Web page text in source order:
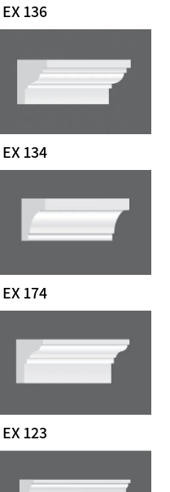
EX 136
EX 134
EX 174
EX 123